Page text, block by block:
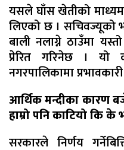
यसले घाँस खेतीको
लिएको छ । सचिवज्यूको
बाली नलाग्ने ठाउँमा
प्रेरित गरिनेछ । यो
नगरपालिकामा
आर्थिक मन्दीका कारण
हाम्रो पनि काटियो कि के
सरकारले निर्णय